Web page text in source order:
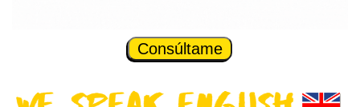
Consúltame